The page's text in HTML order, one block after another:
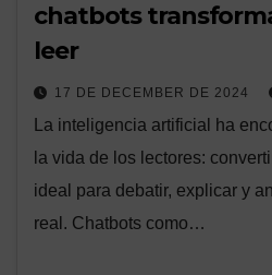
chatbots
leer
17 DE DECEMBER DE 2024
La inteligencia artificial ha
la vida de los lectores:
ideal para debatir, explicar y
real. Chatbots como…